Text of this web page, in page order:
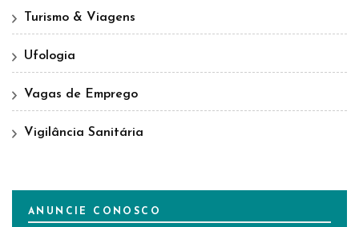
Turismo & Viagens
Ufologia
Vagas de Emprego
Vigilância Sanitária
ANUNCIE CONOSCO